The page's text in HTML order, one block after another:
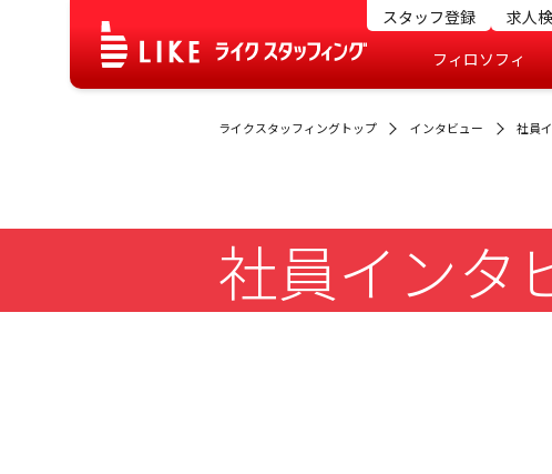
スタッフ登録 求人
フィロソフィ
ライクスタッフィングトップ インタビュー 社員
社員インタ